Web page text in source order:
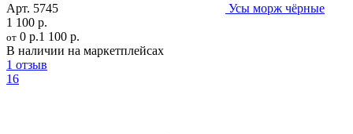
Арт. 5745
Усы морж чёрные
1 100 р.
от 0 р.1 100 р.
В наличии на маркетплейсах
1 отзыв
16